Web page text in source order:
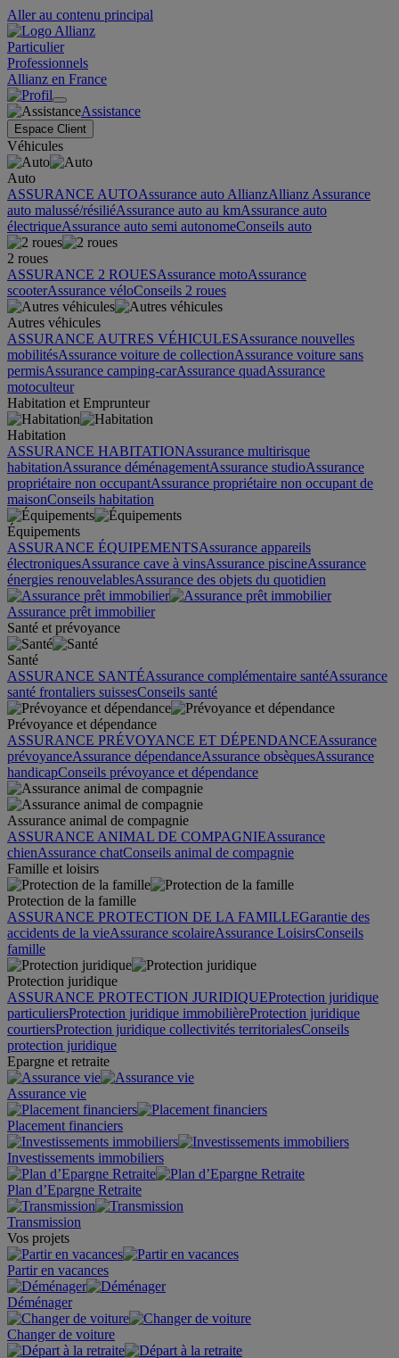
Aller au contenu principal
Particulier
Professionnels
Allianz en France
Assistance
Espace Client
Véhicules
Auto
ASSURANCE AUTOAssurance auto AllianzAllianz Assurance
auto malussé/résiliéAssurance auto au kmAssurance auto
électriqueAssurance auto semi autonomeConseils auto
2 roues
ASSURANCE 2 ROUESAssurance motoAssurance
scooterAssurance véloConseils 2 roues
Autres véhicules
ASSURANCE AUTRES VÉHICULESAssurance nouvelles
mobilitésAssurance voiture de collectionAssurance voiture sans
permisAssurance camping-carAssurance quadAssurance
motoculteur
Habitation et Emprunteur
Habitation
ASSURANCE HABITATIONAssurance multirisque
habitationAssurance déménagementAssurance studioAssurance
propriétaire non occupantAssurance propriétaire non occupant de
maisonConseils habitation
Équipements
ASSURANCE ÉQUIPEMENTSAssurance appareils
électroniquesAssurance cave à vinsAssurance piscineAssurance
énergies renouvelablesAssurance des objets du quotidien
Assurance prêt immobilier
Santé et prévoyance
Santé
ASSURANCE SANTÉAssurance complémentaire santéAssurance
santé frontaliers suissesConseils santé
Prévoyance et dépendance
ASSURANCE PRÉVOYANCE ET DÉPENDANCEAssurance
prévoyanceAssurance dépendanceAssurance obsèquesAssurance
handicapConseils prévoyance et dépendance
Assurance animal de compagnie
ASSURANCE ANIMAL DE COMPAGNIEAssurance
chienAssurance chatConseils animal de compagnie
Famille et loisirs
Protection de la famille
ASSURANCE PROTECTION DE LA FAMILLEGarantie des
accidents de la vieAssurance scolaireAssurance LoisirsConseils
famille
Protection juridique
ASSURANCE PROTECTION JURIDIQUEProtection juridique
particuliersProtection juridique immobilièreProtection juridique
courtiersProtection juridique collectivités territorialesConseils
protection juridique
Epargne et retraite
Assurance vie
Placement financiers
Investissements immobiliers
Plan d’Epargne Retraite
Transmission
Vos projets
Partir en vacances
Déménager
Changer de voiture